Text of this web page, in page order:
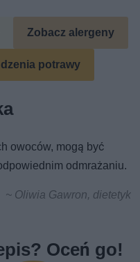
Zobacz alergeny
potrawy
owoców, mogą być
odmrażaniu.
~ Oliwia Gawron, dietetyk
Oceń go!